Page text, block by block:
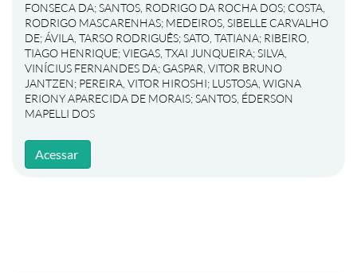
FONSECA DA;SANTOS, RODRIGO DA ROCHA DOS; COSTA,
RODRIGO MASCARENHAS; MEDEIROS, SIBELLE CARVALHO
DE;ÁVILA, TARSO RODRIGUÊS;SATO, TATIANA; RIBEIRO,
TIAGO HENRIQUE;VIEGAS, TXAI JUNQUEIRA;SILVA,
VINÍCIUS FERNANDES DA; GASPAR, VITOR BRUNO
JANTZEN; PEREIRA, VITOR HIROSHI; LUSTOSA, WIGNA
ERIONY APARECIDA DE MORAIS;SANTOS, ÉDERSON
MAPELLI DOS
Acessar